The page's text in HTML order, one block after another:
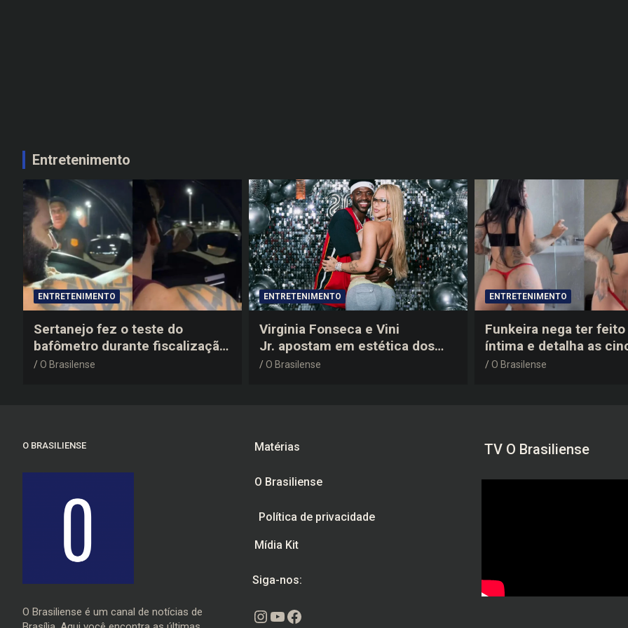
Entretenimento
ENTRETENIMENTO
Sertanejo fez o teste do
bafômetro durante fiscalização
na estrada, deu resultado
O Brasilense
ENTRETENIMENTO
Virginia Fonseca e Vini
Jr. apostam em estética dos
anos 2000 em festa de
O Brasilense
ENTRETENIMENTO
Funkeira nega ter
íntima e detalha as
plásticas que realizou
O Brasilense
O BRASILIENSE
O Brasiliense é um canal de notícias de
Matérias
O Brasiliense
Política de privacidade
Mídia Kit
Siga-nos:
Instagram
Youtube
Facebook
TV O Brasiliense